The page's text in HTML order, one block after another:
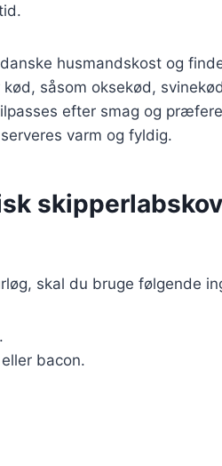
husmandskost og
såsom oksekød,
efter smag og
varm og fyldig.
skal du bruge følgende
bacon.